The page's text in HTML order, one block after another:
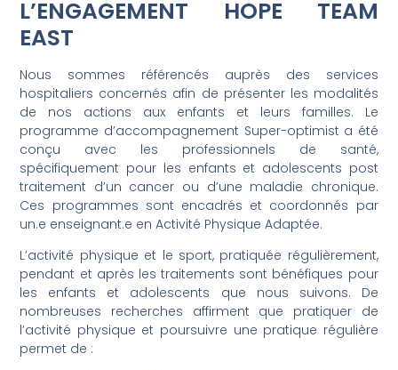
L’ENGAGEMENT HOPE TEAM
EAST
Nous sommes référencés auprès des services
hospitaliers concernés afin de présenter les modalités
de nos actions aux enfants et leurs familles. Le
programme d’accompagnement Super-optimist a été
conçu avec les professionnels de santé,
spécifiquement pour les enfants et adolescents post
traitement d’un cancer ou d’une maladie chronique.
Ces programmes sont encadrés et coordonnés par
un.e enseignant.e en Activité Physique Adaptée.
L’activité physique et le sport, pratiquée régulièrement,
pendant et après les traitements sont bénéfiques pour
les enfants et adolescents que nous suivons. De
nombreuses recherches affirment que pratiquer de
l’activité physique et poursuivre une pratique régulière
permet de :